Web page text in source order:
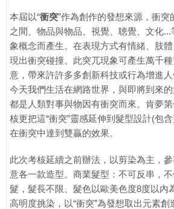
本屆以“衝突”作為創作的發想來源，衝突
之間、物品與物品、視覺、聴覺、文化
象概念而產生。在表現方式有情緒、肢
現出衝突碰撞。此突兀現象可產生萬千
意，帶來許許多多創新科技或行為增進人
今天我們生活在網路世界，與即將到來的
都是人類對事與物因有衝突而來。肯夢
核更把這“衝突”靈感延伸到髮型設計(包
在衝突中達到雙贏的效果。
此次考核延續之前辦法，以剪染為主，
意各一款造型。商業髮型：不可反串，
髮，髮長不限、髮色以歐美色度8度以內
高明度挑染，以“衝突”為發想取出元素